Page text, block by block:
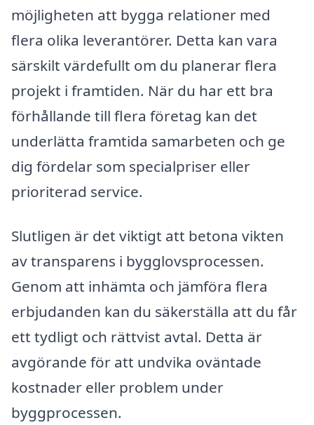
möjligheten att bygga relationer med
flera olika leverantörer. Detta kan vara
särskilt värdefullt om du planerar flera
projekt i framtiden. När du har ett bra
förhållande till flera företag kan det
underlätta framtida samarbeten och ge
dig fördelar som specialpriser eller
prioriterad service.
Slutligen är det viktigt att betona vikten
av transparens i bygglovsprocessen.
Genom att inhämta och jämföra flera
erbjudanden kan du säkerställa att du får
ett tydligt och rättvist avtal. Detta är
avgörande för att undvika oväntade
kostnader eller problem under
byggprocessen.